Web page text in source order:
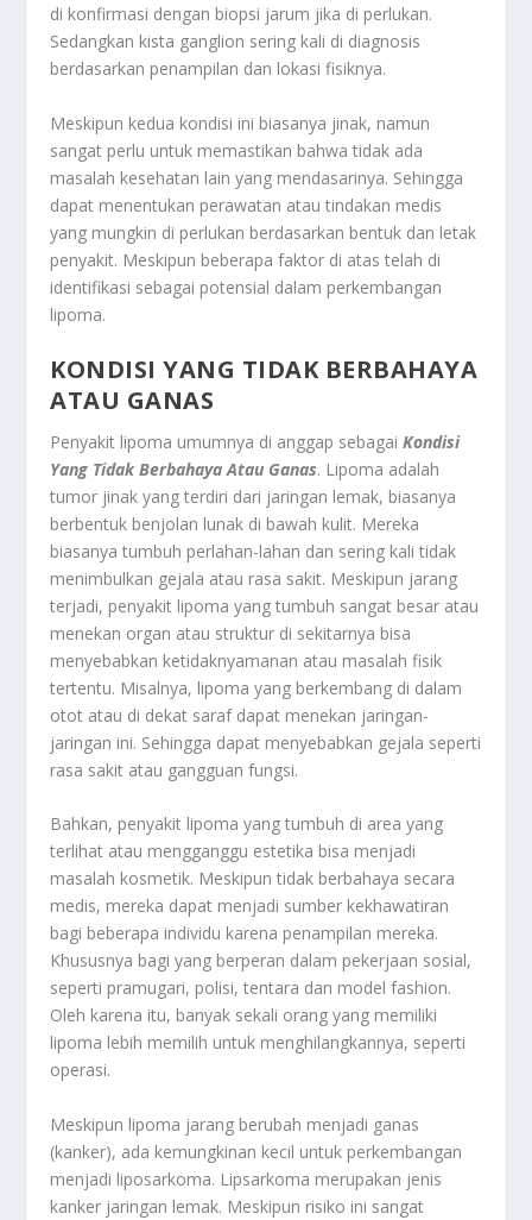
di konfirmasi dengan biopsi jarum jika di perlukan.
Sedangkan kista ganglion sering kali di diagnosis
berdasarkan penampilan dan lokasi fisiknya.
Meskipun kedua kondisi ini biasanya jinak, namun
sangat perlu untuk memastikan bahwa tidak ada
masalah kesehatan lain yang mendasarinya. Sehingga
dapat menentukan perawatan atau tindakan medis
yang mungkin di perlukan berdasarkan bentuk dan letak
penyakit. Meskipun beberapa faktor di atas telah di
identifikasi sebagai potensial dalam perkembangan
lipoma.
KONDISI YANG TIDAK BERBAHAYA
ATAU GANAS
Penyakit lipoma umumnya di anggap sebagaiKondisi
Yang Tidak Berbahaya Atau Ganas. Lipoma adalah
tumor jinak yang terdiri dari jaringan lemak, biasanya
berbentuk benjolan lunak di bawah kulit. Mereka
biasanya tumbuh perlahan-lahan dan sering kali tidak
menimbulkan gejala atau rasa sakit. Meskipun jarang
terjadi, penyakit lipoma yang tumbuh sangat besar atau
menekan organ atau struktur di sekitarnya bisa
menyebabkan ketidaknyamanan atau masalah fisik
tertentu. Misalnya, lipoma yang berkembang di dalam
otot atau di dekat saraf dapat menekan jaringan-
jaringan ini. Sehingga dapat menyebabkan gejala seperti
rasa sakit atau gangguan fungsi.
Bahkan, penyakit lipoma yang tumbuh di area yang
terlihat atau mengganggu estetika bisa menjadi
masalah kosmetik. Meskipun tidak berbahaya secara
medis, mereka dapat menjadi sumber kekhawatiran
bagi beberapa individu karena penampilan mereka.
Khususnya bagi yang berperan dalam pekerjaan sosial,
seperti pramugari, polisi, tentara dan model fashion.
Oleh karena itu, banyak sekali orang yang memiliki
lipoma lebih memilih untuk menghilangkannya, seperti
operasi.
Meskipun lipoma jarang berubah menjadi ganas
(kanker), ada kemungkinan kecil untuk perkembangan
menjadi liposarkoma. Lipsarkoma merupakan jenis
kanker jaringan lemak. Meskipun risiko ini sangat